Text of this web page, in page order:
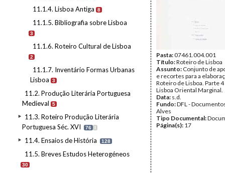
11.1.4. Lisboa Antiga 8
11.1.5. Bibliografia sobre Lisboa
3
11.1.6. Roteiro Cultural de Lisboa
2
11.1.7. Inventário Formas Urbanas
Lisboa
3
11.2. Produção Literária Portuguesa
Medieval
5
11.3. Roteiro Produção Literária
Portuguesa Séc. XVI
76 I
11.4. Ensaios de História 128
11.5. Breves Estudos Heterogéneos
30
Pasta:07461.004.001
Título:Roteiro de Lisboa
Assunto: Conjunto de
e recortes para a
Roteiro de Lisboa. Parte
Lisboa Oriental Marginal.
Data: s.d.
Fundo:DFL -
Alves
Tipo Documental:
Página(s): 17